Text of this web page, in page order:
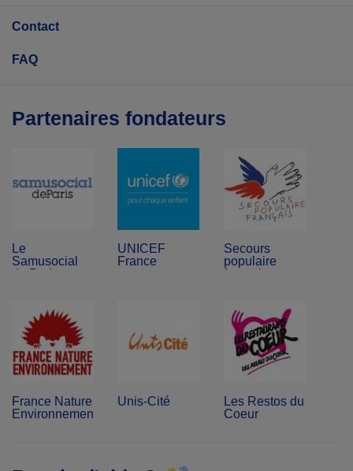
Contact
FAQ
Partenaires fondateurs
Le
Samusocial
de Paris
UNICEF
France
Secours
populaire
français
France Nature
Environnement
Unis-Cité
Les Restos du
Coeur